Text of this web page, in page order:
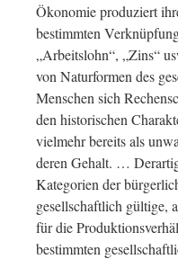
Ökonomie produziert
bestimmten
„Arbeitslohn“, „Zins“
von Naturformen des
Menschen sich
den historischen
vielmehr bereits als
deren Gehalt. …
Kategorien der
gesellschaftlich gültige,
für die
bestimmten